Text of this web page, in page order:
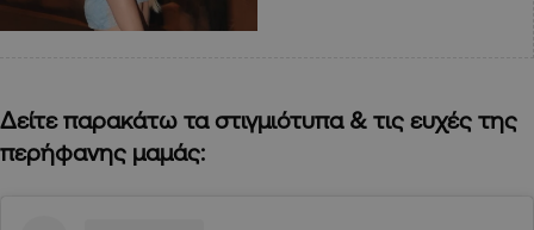
Δείτε παρακάτω τα στιγμιότυπα & τις ευχές της
περήφανης μαμάς: